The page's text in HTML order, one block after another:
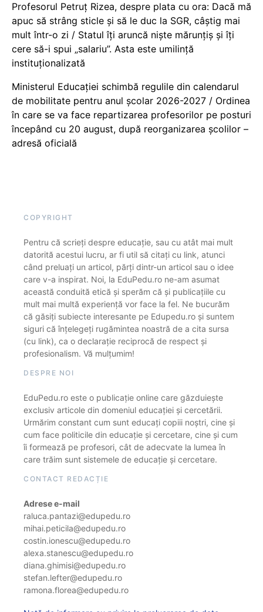
Profesorul Petruț Rizea, despre plata cu ora: Dacă mă
apuc să strâng sticle și să le duc la SGR, câștig mai
mult într-o zi / Statul îți aruncă niște mărunțiș și îți
cere să-i spui „salariu”. Asta este umilință
instituționalizată
Ministerul Educației schimbă regulile din calendarul
de mobilitate pentru anul școlar 2026-2027 / Ordinea
în care se va face repartizarea profesorilor pe posturi
începând cu 20 august, după reorganizarea școlilor –
adresă oficială
COPYRIGHT
Pentru că scrieți despre educație, sau cu atât mai mult
datorită acestui lucru, ar fi util să citați cu link, atunci
când preluați un articol, părți dintr-un articol sau o idee
care v-a inspirat. Noi, la EduPedu.ro ne-am asumat
această conduită etică și sperăm că și publicațiile cu
mult mai multă experiență vor face la fel. Ne bucurăm
că găsiți subiecte interesante pe Edupedu.ro și suntem
siguri că înțelegeți rugămintea noastră de a cita sursa
(cu link), ca o declarație reciprocă de respect și
profesionalism. Vă mulțumim!
DESPRE NOI
EduPedu.ro este o publicație online care găzduiește
exclusiv articole din domeniul educației și cercetării.
Urmărim constant cum sunt educați copiii noștri, cine și
cum face politicile din educație și cercetare, cine și cum
îi formează pe profesori, cât de adecvate la lumea în
care trăim sunt sistemele de educație și cercetare.
CONTACT REDACȚIE
Adrese e-mail
raluca.pantazi@edupedu.ro
mihai.peticila@edupedu.ro
costin.ionescu@edupedu.ro
alexa.stanescu@edupedu.ro
diana.ghimisi@edupedu.ro
stefan.lefter@edupedu.ro
ramona.florea@edupedu.ro